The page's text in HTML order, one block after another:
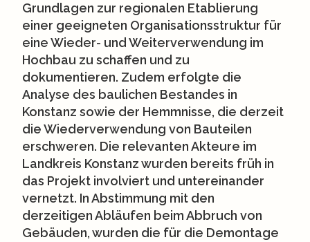
Grundlagen zur regionalen Etablierung
einer geeigneten Organisationsstruktur für
eine Wieder- und Weiterverwendung im
Hochbau zu schaffen und zu
dokumentieren. Zudem erfolgte die
Analyse des baulichen Bestandes in
Konstanz sowie der Hemmnisse, die derzeit
die Wiederverwendung von Bauteilen
erschweren. Die relevanten Akteure im
Landkreis Konstanz wurden bereits früh in
das Projekt involviert und untereinander
vernetzt. In Abstimmung mit den
derzeitigen Abläufen beim Abbruch von
Gebäuden, wurden die für die Demontage